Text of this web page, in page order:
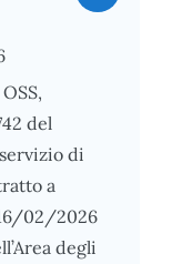
del
di
a
02/2026
degli